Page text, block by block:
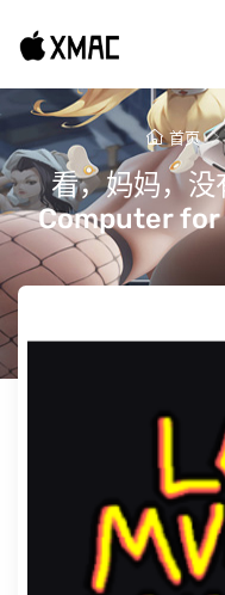
首页
看，妈妈，
Computer for